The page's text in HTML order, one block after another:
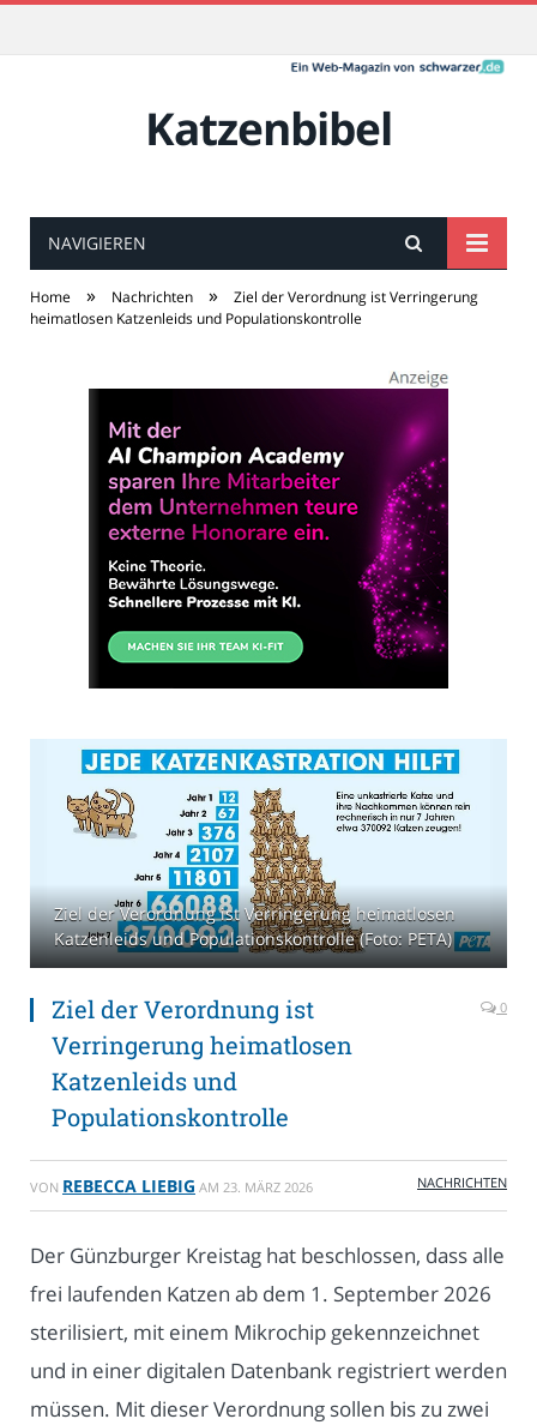
Katzenbibel
NAVIGIEREN
Home » Nachrichten »
Ziel der Verordnung ist Verringerung
heimatlosen Katzenleids und Populationskontrolle
Ziel der Verordnung ist Verringerung heimatlosen
Katzenleids und Populationskontrolle (Foto: PETA)
Ziel der Verordnung ist
Verringerung heimatlosen
Katzenleids und
Populationskontrolle
0
VON REBECCA LIEBIG AM 23. MÄRZ 2026 NACHRICHTEN
Der Günzburger Kreistag hat beschlossen, dass alle
frei laufenden Katzen ab dem 1. September 2026
sterilisiert, mit einem Mikrochip gekennzeichnet
und in einer digitalen Datenbank registriert werden
müssen. Mit dieser Verordnung sollen bis zu zwei